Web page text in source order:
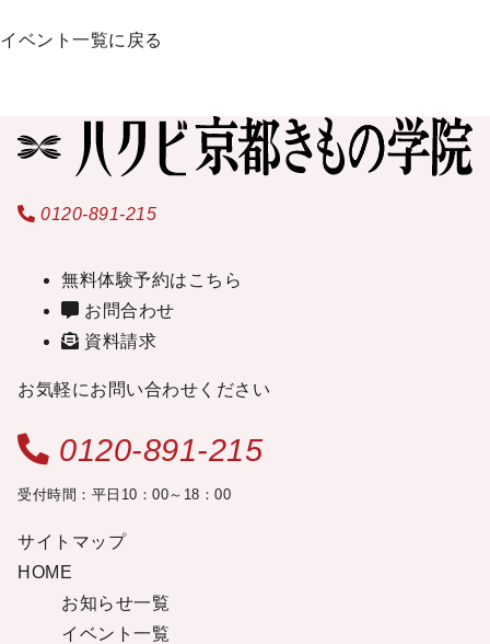
イベント一覧に戻る
0120-891-215
無料体験予約はこちら
お問合わせ
資料請求
お気軽にお問い合わせください
0120-891-215
受付時間：平日10：00～18：00
サイトマップ
HOME
お知らせ一覧
イベント一覧